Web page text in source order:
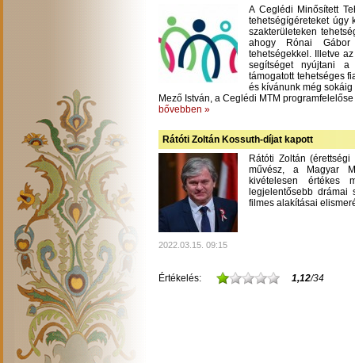
A Ceglédi Minősített
tehetségígéreteket úgy
szakterületeken
ahogy Rónai Gábor
tehetségekkel. Illetve
segítséget nyújtani a
támogatott tehetséges
és kívánunk még
Mező István, a Ceglédi MTM programfelelőse
bővebben »
Rátóti Zoltán Kossuth-díjat kapott
Rátóti Zoltán
művész, a Magyar
kivételesen értékes
legjelentősebb drámai
filmes alakításai
2022.03.15. 09:15
Értékelés: 1,12/34